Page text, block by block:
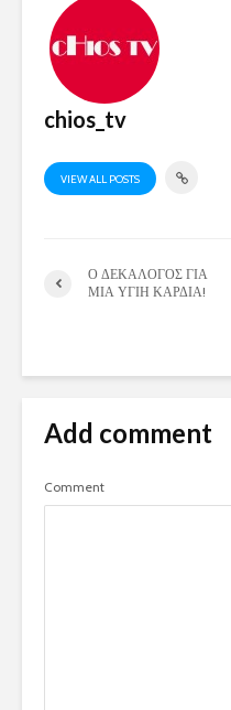
chios_tv
VIEW ALL POSTS
Ο ΔΕΚΑΛΟΓΟΣ ΓΙΑ
ΜΙΑ ΥΓΙΗ ΚΑΡΔΙΑ!
Add comment
Comment